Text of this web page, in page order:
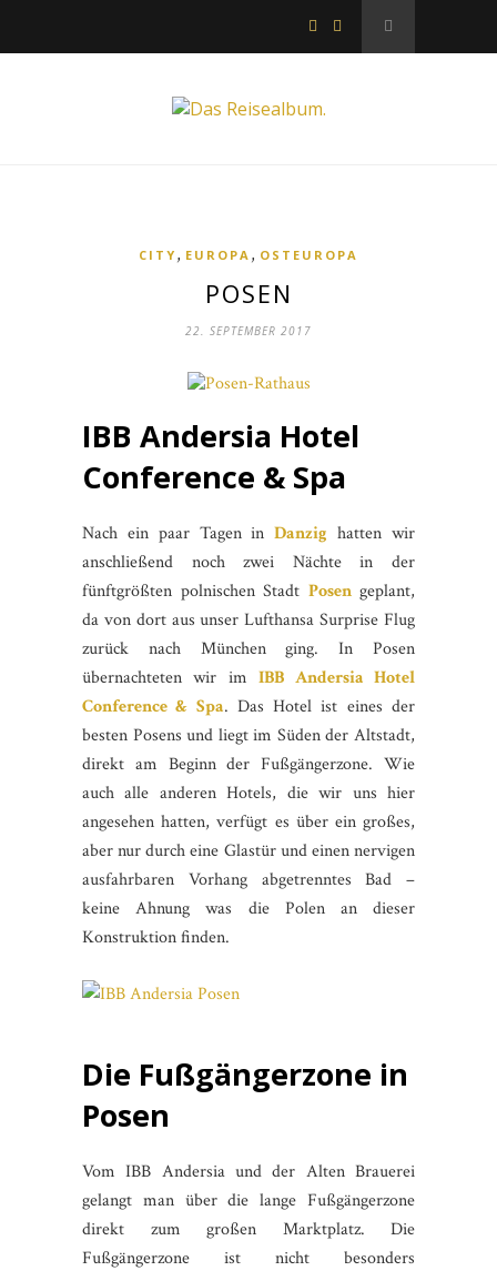
CITY , EUROPA , OSTEUROPA
POSEN
22. SEPTEMBER 2017
IBB Andersia Hotel
Conference & Spa
Nach ein paar Tagen inDanzig hatten wir
anschließend noch zwei Nächte in der
fünftgrößten polnischen Stadt Posen geplant,
da von dort aus unser Lufthansa Surprise Flug
zurück nach München ging. In Posen
übernachteten wir imIBB Andersia Hotel
Conference & Spa. Das Hotel ist eines der
besten Posens und liegt im Süden der Altstadt,
direkt am Beginn der Fußgängerzone. Wie
auch alle anderen Hotels, die wir uns hier
angesehen hatten, verfügt es über ein großes,
aber nur durch eine Glastür und einen nervigen
ausfahrbaren Vorhang abgetrenntes Bad –
keine Ahnung was die Polen an dieser
Konstruktion finden.
Die Fußgängerzone in
Posen
Vom IBB Andersia und der Alten Brauerei
gelangt man über die lange Fußgängerzone
direkt zum großen Marktplatz. Die
Fußgängerzone ist nicht besonders